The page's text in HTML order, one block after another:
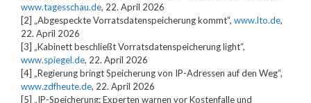
www.tagesschau.de, 22. April 2026
[2] „Abgespeckte Vorratsdatenspeicherung kommt“, www.lto.de,
22. April 2026
[3] „Kabinett beschließt Vorratsdatenspeicherung light“,
www.spiegel.de, 22. April 2026
[4] „Regierung bringt Speicherung von IP-Adressen auf den Weg“,
www.zdfheute.de, 22. April 2026
[5] „IP-Speicherung: Experten warnen vor Kostenfalle und